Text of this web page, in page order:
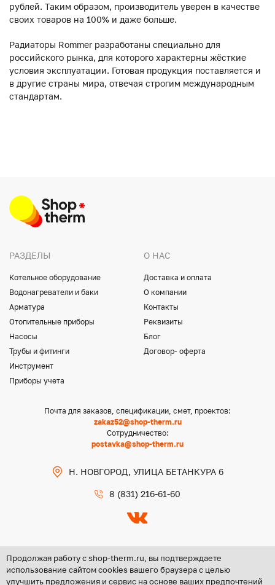
рублей. Таким образом, производитель уверен в качестве
своих товаров на 100% и даже больше.
Радиаторы Rommer разработаны специально для
российского рынка, для которого характерны жёсткие
условия эксплуатации. Готовая продукция поставляется и
в другие страны мира, отвечая строгим международным
стандартам.
РАЗДЕЛЫ
Котельное оборудование
Водонагреватели и баки
Арматура
Отопительные приборы
Насосы
Трубы и фитинги
Инструмент
Приборы учета
О НАС
Доставка и оплата
О компании
Контакты
Реквизиты
Блог
Договор- оферта
Почта для заказов, спецификации, смет, проектов:
zakaz52@shop-therm.ru
Сотрудничество:
postavka@shop-therm.ru
Н. НОВГОРОД, УЛИЦА БЕТАНКУРА 6
8 (831) 216-61-60
Copyright @ 2026 ООО «ЦЕНТР ГРУПП НН»
Продолжая работу с shop-therm.ru, вы подтверждаете
использование сайтом cookies вашего браузера с целью
улучшить предложения и сервис на основе ваших предпочтений